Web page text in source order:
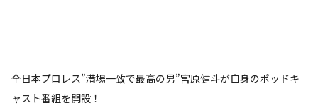
全日本プロレス”満場一致で最高の男”宮原健斗が自身のポッドキ
ャスト番組を開設！